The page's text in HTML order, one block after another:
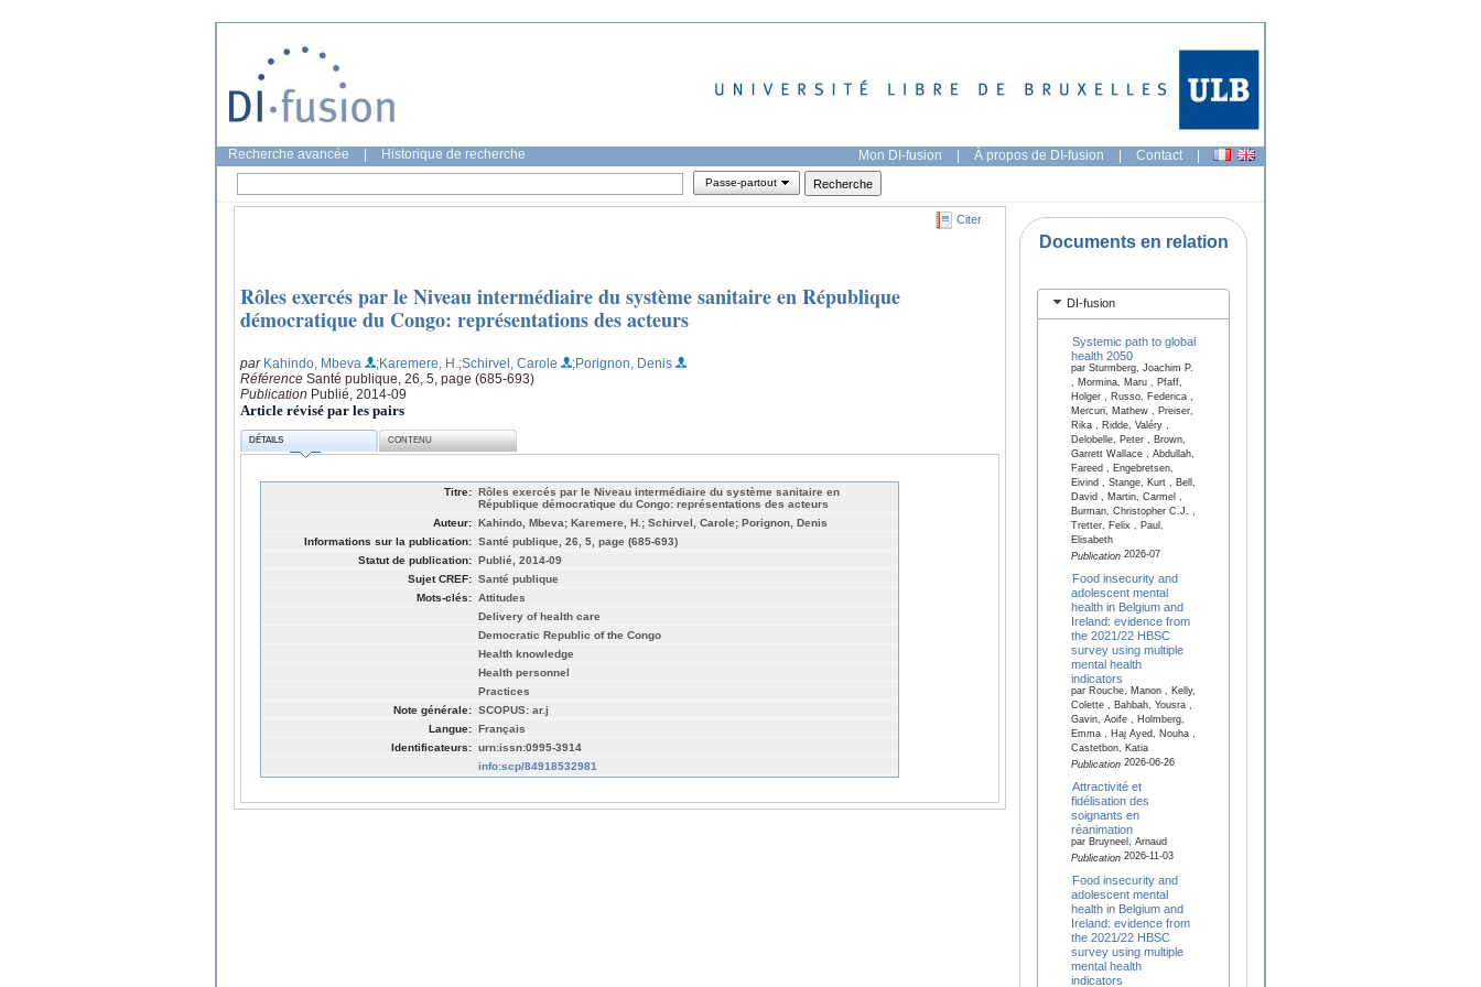
Recherche avancée Historique de recherche Mon DI-fusion | À propos de DI-fusion | Contact |
Passe-partout
Citer
Rôles exercés par le Niveau intermédiaire du système sanitaire en République
démocratique du Congo: représentations des acteurs
par Kahindo, Mbeva ;Karemere, H. ;Schirvel, Carole
;Porignon, Denis
Référence Santé publique, 26, 5, page (685-693)
Publication Publié, 2014-09
Article révisé par les pairs
DÉTAILS CONTENU
Titre: Rôles exercés par le Niveau intermédiaire du système sanitaire en
République démocratique du Congo: représentations des acteurs
Auteur: Kahindo, Mbeva; Karemere, H.; Schirvel, Carole; Porignon, Denis
Informations sur la publication: Santé publique, 26, 5, page (685-693)
Statut de publication: Publié, 2014-09
Sujet CREF: Santé publique
Mots-clés: Attitudes
Delivery of health care
Democratic Republic of the Congo
Health knowledge
Health personnel
Practices
Note générale: SCOPUS: ar.j
Langue: Français
Identificateurs: urn:issn:0995-3914
info:scp/84918532981
Documents en relation
DI-fusion
Systemic path to global
health 2050
par Sturmberg, Joachim P.
, Mormina, Maru , Pfaff,
Holger , Russo, Federica ,
Mercuri, Mathew , Preiser,
Rika , Ridde, Valéry ,
Delobelle, Peter , Brown,
Garrett Wallace , Abdullah,
Fareed , Engebretsen,
Eivind , Stange, Kurt , Bell,
David , Martin, Carmel ,
Burman, Christopher C.J. ,
Tretter, Felix , Paul,
Elisabeth
Publication2026-07
Food insecurity and
adolescent mental
health in Belgium and
Ireland: evidence from
the 2021/22 HBSC
survey using multiple
mental health
indicators
par Rouche, Manon , Kelly,
Colette , Bahbah, Yousra ,
Gavin, Aoife , Holmberg,
Emma , Haj Ayed, Nouha ,
Castetbon, Katia
Publication2026-06-26
Attractivité et
fidélisation des
soignants en
réanimation
par Bruyneel, Arnaud
Publication2026-11-03
Food insecurity and
adolescent mental
health in Belgium and
Ireland: evidence from
the 2021/22 HBSC
survey using multiple
mental health
indicators